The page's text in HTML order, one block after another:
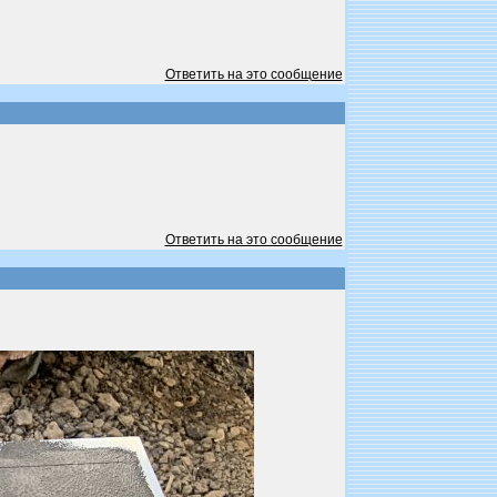
Ответить на это сообщение
Ответить на это сообщение